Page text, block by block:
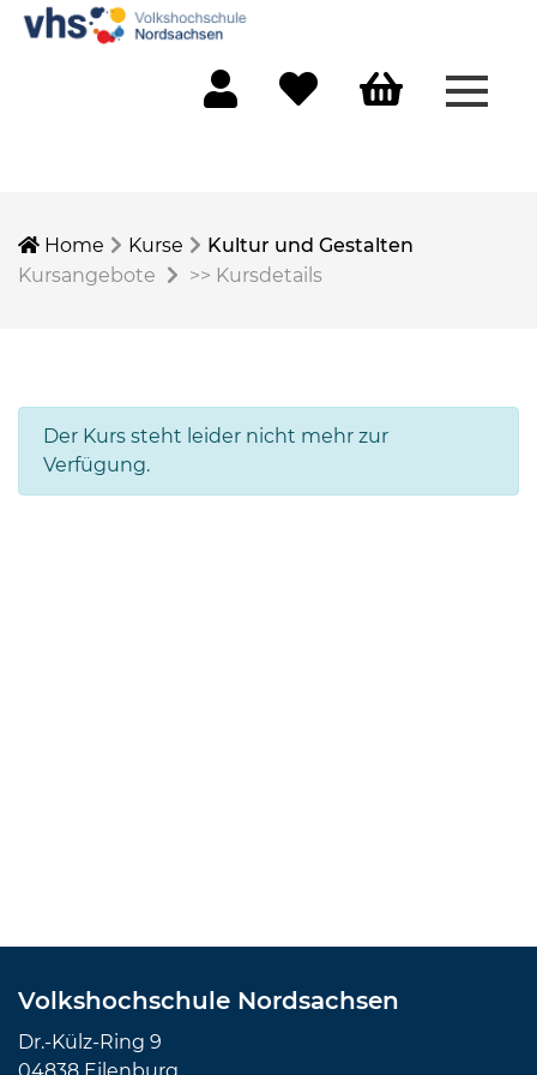
Home Kurse
Kultur und Gestalten
Kursangebote
>> Kursdetails
Der Kurs steht leider nicht mehr zur
Verfügung.
Volkshochschule Nordsachsen
Dr.-Külz-Ring 9